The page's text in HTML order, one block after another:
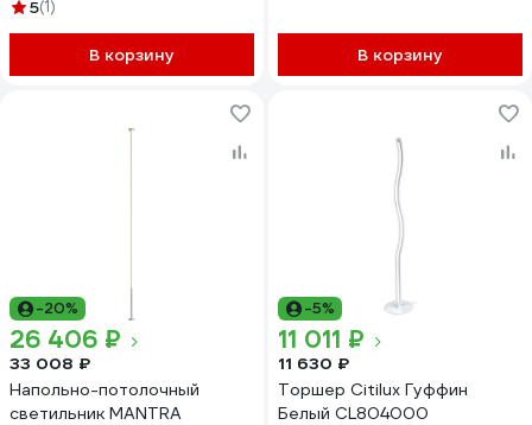
5(1)
В корзину В корзину
-20%
26 406 ₽
33 008 ₽
Напольно-потолочный
светильник MANTRA
-5%
11 011 ₽
11 630 ₽
Торшер Citilux Гуффин
Белый CL804000